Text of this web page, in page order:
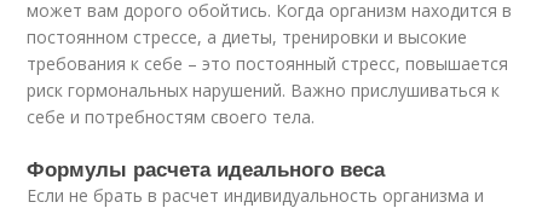
может вам дорого обойтись. Когда организм находится в
постоянном стрессе, а диеты, тренировки и высокие
требования к себе – это постоянный стресс, повышается
риск гормональных нарушений. Важно прислушиваться к
себе и потребностям своего тела.
Формулы расчета идеального веса
Если не брать в расчет индивидуальность организма и